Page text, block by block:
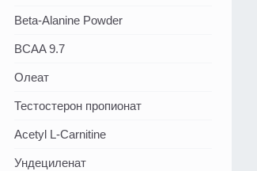
Beta-Alanine Powder
BCAA 9.7
Олеат
Тестостерон пропионат
Acetyl L-Carnitine
Ундециленат